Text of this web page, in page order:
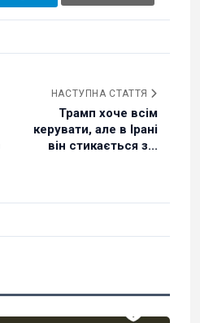
НАСТУПНА СТАТТЯ
Трамп хоче всім
керувати, але в Ірані
він стикається з...